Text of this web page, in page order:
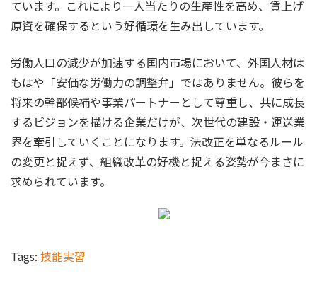
ています。これにより一人当たりの生産性を高め、賃上げ
原資を確保するという好循環を生み出しています。
労働人口の減少が加速する国内市場において、外国人材は
もはや「安価な労働力の調整弁」ではありません。彼らを
将来の幹部候補や事業パートナーとして尊重し、共に成長
するビジョンを描ける企業だけが、次世代の建設・運送業
界を牽引していくことになります。法改正を単なるルール
の変更と捉えず、組織改革の好機と捉える姿勢が今まさに
求められています。
Tags: 技能実習